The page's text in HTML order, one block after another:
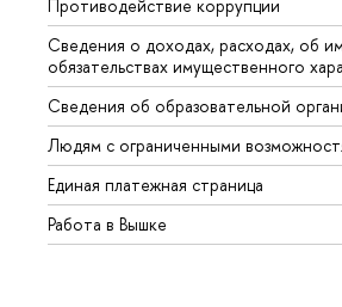
Противодействие коррупции
Сведения о доходах, расходах, об
обязательствах имущественного
Сведения об образовательной
Людям с ограниченными
Единая платежная страница
Работа в Вышке